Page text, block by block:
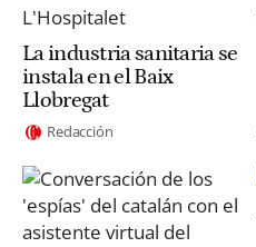
La industria sanitaria se
instala en el Baix
Llobregat
Redacción